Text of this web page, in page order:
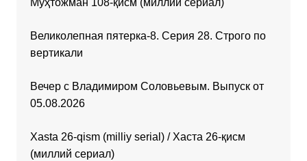
Муҳтожман 108-қисм (миллий сериал)
Великолепная пятерка-8. Серия 28. Строго по
вертикали
Вечер с Владимиром Соловьевым. Выпуск от
05.08.2026
Xasta 26-qism (milliy serial) / Хаста 26-қисм
(миллий сериал)